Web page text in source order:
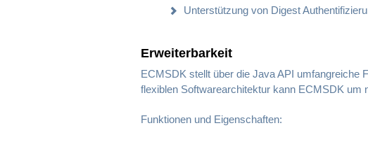
Unterstützung von Digest
Erweiterbarkeit
ECMSDK stellt über die Java API umfangreiche
flexiblen Softwarearchitektur kann ECMSDK um
Funktionen und Eigenschaften: